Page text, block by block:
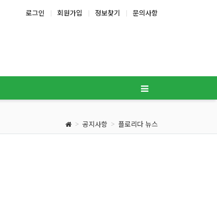
로그인 회원가입 정보찾기 문의사항
공지사항 플로리다 뉴스